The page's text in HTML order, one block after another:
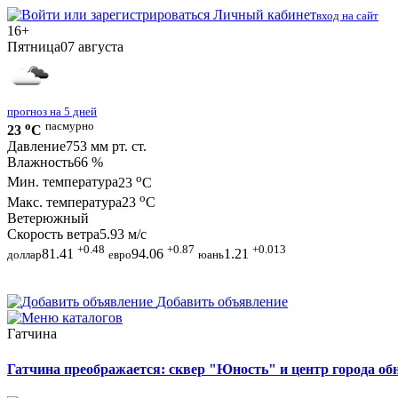
Личный кабинетвход на сайт
16+
Пятница07 августа
прогноз на 5 дней
23 oC пасмурно
Давление753 мм рт. ст.
Влажность66 %
Мин. температура23 oC
Макс. температура23 oC
Ветерюжный
Скорость ветра5.93 м/с
доллар81.41 +0.48 евро94.06 +0.87 юань1.21 +0.013
Добавить объявление
Гатчина
Гатчина преображается: сквер "Юность" и центр города